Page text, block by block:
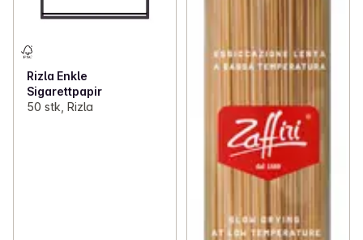
Rizla Enkle
Sigarettpapir
50 stk, Rizla